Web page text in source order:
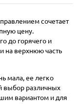
сочетает
цену.
до горячего и
на верхнюю часть
мала, ее легко
выбор различных
вариантом и для